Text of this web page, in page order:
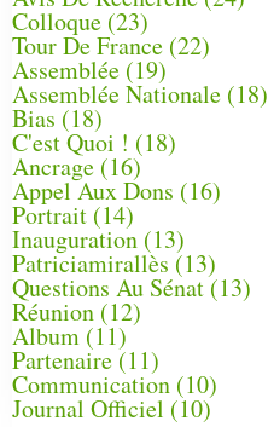
Colloque (23)
Tour De France (22)
Assemblée (19)
Assemblée Nationale (18)
Bias (18)
C'est Quoi ! (18)
Ancrage (16)
Appel Aux Dons (16)
Portrait (14)
Inauguration (13)
Patriciamirallès (13)
Questions Au Sénat(13)
Réunion (12)
Album (11)
Partenaire(11)
Communication (10)
Journal Officiel (10)